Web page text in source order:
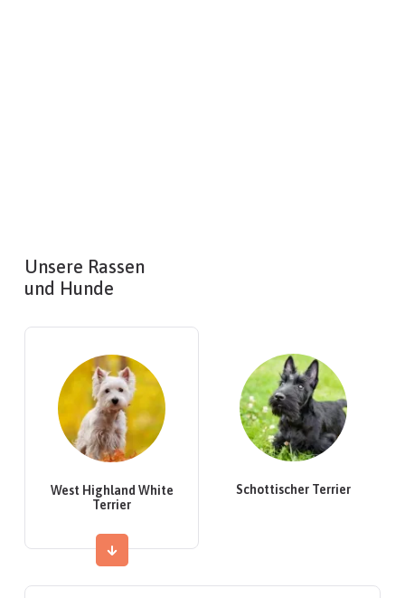
Unsere Rassen
und Hunde
West Highland White
Terrier
Schottischer Terrier